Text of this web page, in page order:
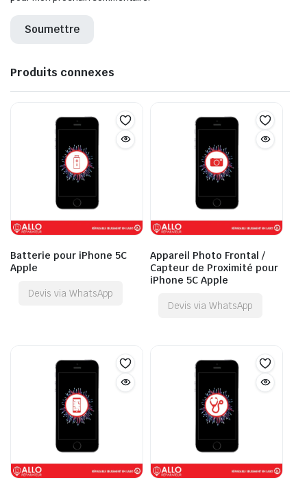
Produits connexes
Batterie pour iPhone 5C
Apple
Devis via WhatsApp
Appareil Photo Frontal /
Capteur de Proximité pour
iPhone 5C Apple
Devis via WhatsApp